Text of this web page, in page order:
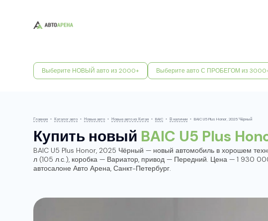
Выберите НОВЫЙ авто из 2000+ Выберите авто С ПРОБЕГОМ из
Главная • Каталог авто • Новые авто • Новые авто из Китая • BAIC • В наличии • BAIC U5 Plus Honor, 2025 Чёрный
Купить новый BAIC U5 Plus
BAIC U5 Plus Honor, 2025 Чёрный — новый автомобиль в хорошем
л (105 л.с.), коробка — Вариатор, привод — Передний. Цена — 1 930
автосалоне Авто Арена, Санкт-Петербург.